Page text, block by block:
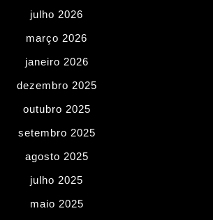
julho 2026
março 2026
janeiro 2026
dezembro 2025
outubro 2025
setembro 2025
agosto 2025
julho 2025
maio 2025